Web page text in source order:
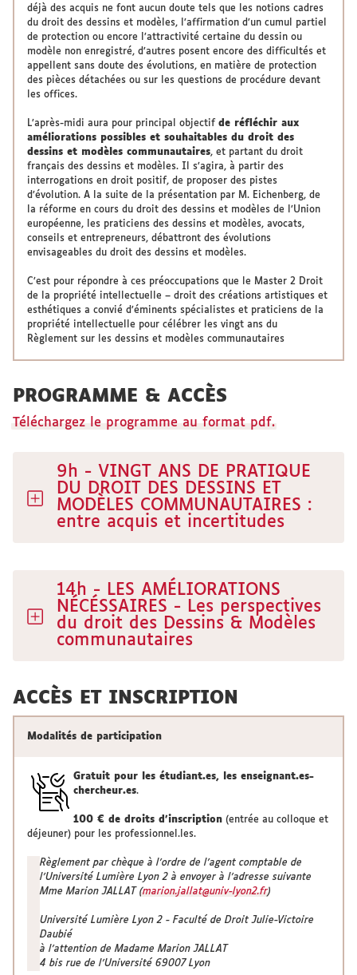
déjà des acquis ne font aucun doute tels que les notions cadres
du droit des dessins et modèles, l’affirmation d’un cumul partiel
de protection ou encore l’attractivité certaine du dessin ou
modèle non enregistré, d’autres posent encore des difficultés et
appellent sans doute des évolutions, en matière de protection
des pièces détachées ou sur les questions de procédure devant
les offices.
L’après-midi aura pour principal objectif de réfléchir aux
améliorations possibles et souhaitables du droit des
dessins et modèles communautaires, et partant du droit
français des dessins et modèles. Il s’agira, à partir des
interrogations en droit positif, de proposer des pistes
d’évolution. A la suite de la présentation par M. Eichenberg, de
la réforme en cours du droit des dessins et modèles de l’Union
européenne, les praticiens des dessins et modèles, avocats,
conseils et entrepreneurs, débattront des évolutions
envisageables du droit des dessins et modèles.
C’est pour répondre à ces préoccupations que le Master 2 Droit
de la propriété intellectuelle – droit des créations artistiques et
esthétiques a convié d’éminents spécialistes et praticiens de la
propriété intellectuelle pour célébrer les vingt ans du
Règlement sur les dessins et modèles communautaires
PROGRAMME & ACCÈS
Téléchargez le programme au format pdf.
9h - VINGT ANS DE PRATIQUE
DU DROIT DES DESSINS ET
MODÈLES COMMUNAUTAIRES :
entre acquis et incertitudes
14h - LES AMÉLIORATIONS
NÉCÉSSAIRES - Les perspectives
du droit des Dessins & Modèles
communautaires
ACCÈS ET INSCRIPTION
Modalités de participation
Gratuit pour les étudiant.es, les enseignant.es-
chercheur.es.
100 € de droits d’inscription (entrée au colloque et
déjeuner) pour les professionnel.les.
Règlement par chèque à l’ordre de l’agent comptable de
l’Université Lumière Lyon 2 à envoyer à l’adresse suivante
Mme Marion JALLAT (marion.jallat@univ-lyon2.fr)
Université Lumière Lyon 2 - Faculté de Droit Julie-Victoire
Daubié
à l’attention de Madame Marion JALLAT
4 bis rue de l’Université 69007 Lyon